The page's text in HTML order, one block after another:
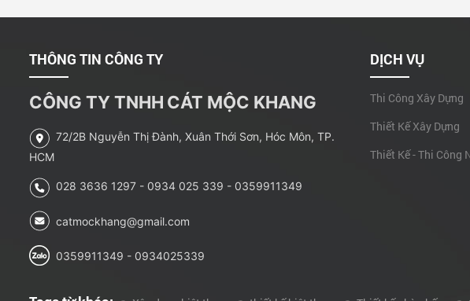
THÔNG TIN CÔNG TY
CÔNG TY TNHH CÁT MỘC KHANG
72/2B Nguyễn Thị Đành, Xuân Thới Sơn, Hóc Môn, TP.
HCM
028 3636 1297 - 0934 025 339 - 0359911349
catmockhang@gmail.com
0359911349 - 0934025339
DỊCH VỤ
Thi Công Xây Dựng
Thiết Kế Xây Dựng
Thiết Kế - Thi Công